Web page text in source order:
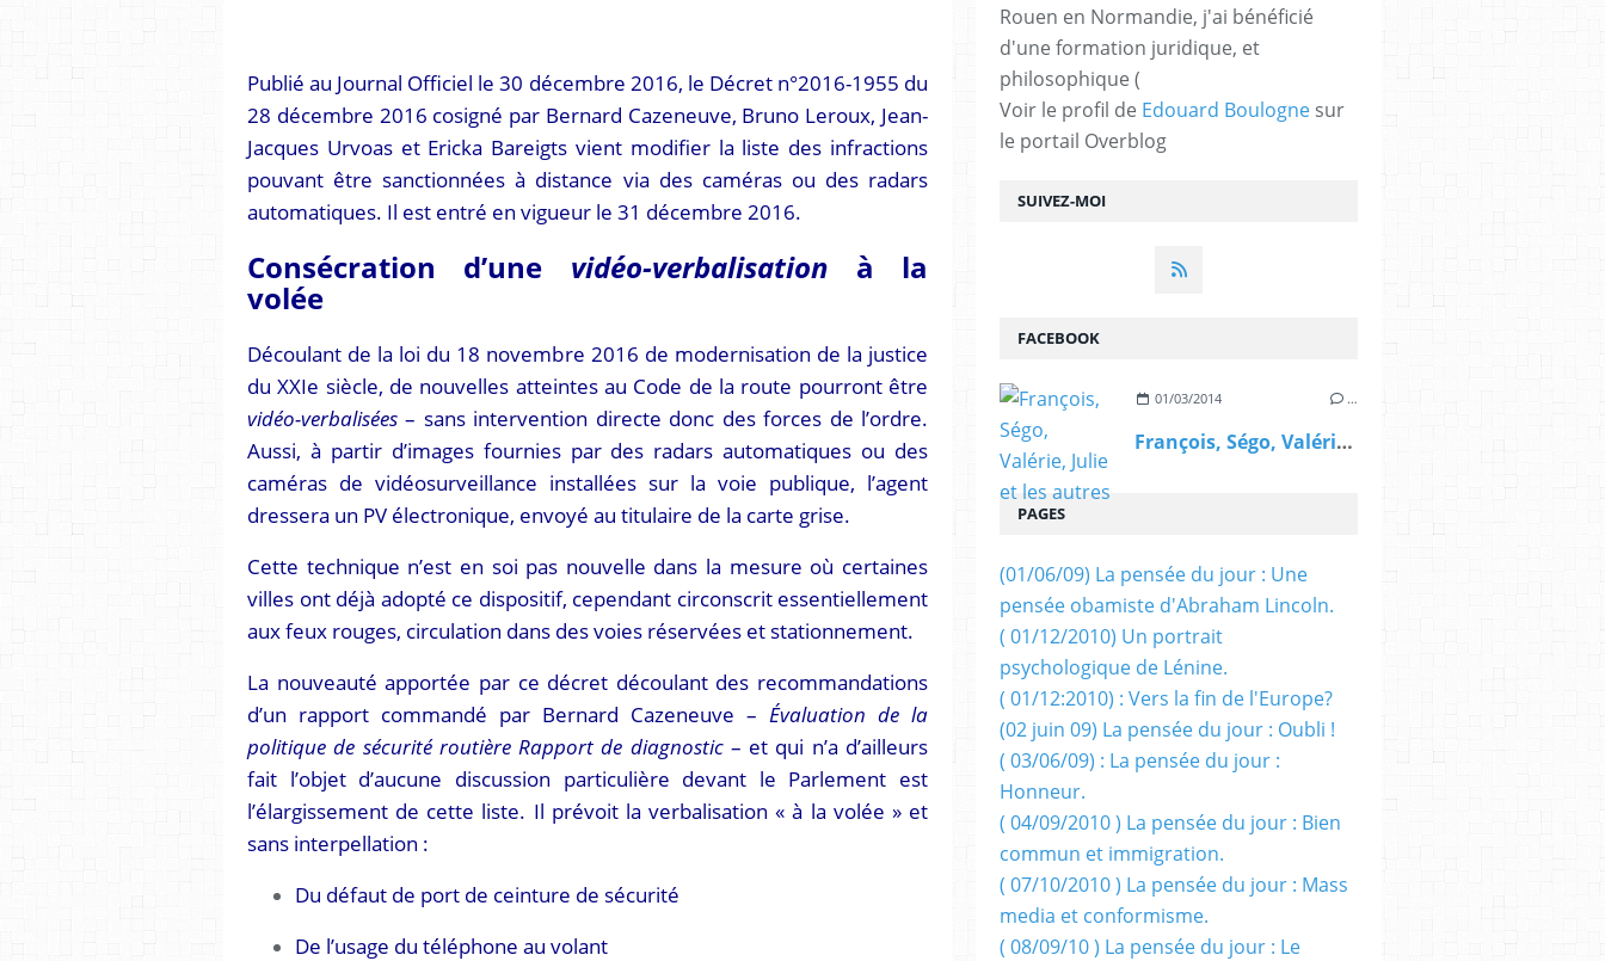
Publié au Journal Officiel le 30 décembre 2016, le Décret n°2016-1955 du
28 décembre 2016 cosigné par Bernard Cazeneuve, Bruno Leroux, Jean-
Jacques Urvoas et Ericka Bareigts vient modifier la liste des infractions
pouvant être sanctionnées à distance via des caméras ou des radars
automatiques. Il est entré en vigueur le 31 décembre 2016.
Consécration d’une vidéo-verbalisation à la
volée
Découlant de la loi du 18 novembre 2016 de modernisation de la justice
du XXIe siècle, de nouvelles atteintes au Code de la route pourront être
vidéo-verbalisées – sans intervention directe donc des forces de l’ordre.
Aussi, à partir d’images fournies par des radars automatiques ou des
caméras de vidéosurveillance installées sur la voie publique, l’agent
dressera un PV électronique, envoyé au titulaire de la carte grise.
Cette technique n’est en soi pas nouvelle dans la mesure où certaines
villes ont déjà adopté ce dispositif, cependant circonscrit essentiellement
aux feux rouges, circulation dans des voies réservées et stationnement.
La nouveauté apportée par ce décret découlant des recommandations
d’un rapport commandé par Bernard Cazeneuve – Évaluation de la
politique de sécurité routière Rapport de diagnostic– et qui n’a d’ailleurs
fait l’objet d’aucune discussion particulière devant le Parlement est
l’élargissement de cette liste. Il prévoit la verbalisation « à la volée » et
sans interpellation :
Du défaut de port de ceinture de sécurité
De l’usage du téléphone au volant
SUIVEZ-MOI
Rouen en Normandie, j'ai bénéficié
d'une formation juridique, et
philosophique (
Voir le profil de Edouard Boulogne sur
le portail Overblog
FACEBOOK
01/03/2014 …
François, Ségo, Valérie, Julie et les autres
PAGES
(01/06/09) La pensée du jour : Une
pensée obamiste d'Abraham Lincoln.
( 01/12/2010) Un portrait
psychologique de Lénine.
( 01/12:2010) : Vers la fin de l'Europe?
(02 juin 09) La pensée du jour : Oubli !
( 03/06/09) : La pensée du jour :
Honneur.
( 04/09/2010 ) La pensée du jour : Bien
commun et immigration.
( 07/10/2010 ) La pensée du jour : Mass
media et conformisme.
( 08/09/10 ) La pensée du jour : Le